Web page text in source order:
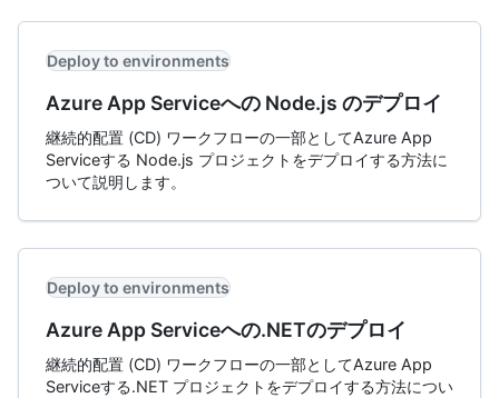
Deploy to environments
Azure App Serviceへの Node.js のデプロイ
継続的配置 (CD) ワークフローの一部としてAzure App
Serviceする Node.js プロジェクトをデプロイする方法に
ついて説明します。
Deploy to environments
Azure App Serviceへの.NETのデプロイ
継続的配置 (CD) ワークフローの一部としてAzure App
Serviceする.NET プロジェクトをデプロイする方法につい